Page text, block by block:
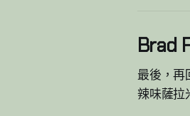
Brad
最後，
辣味薩拉